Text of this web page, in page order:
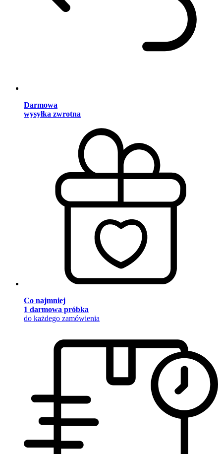
Darmowa
wysyłka zwrotna
Co najmniej
1 darmowa próbka
do każdego zamówienia